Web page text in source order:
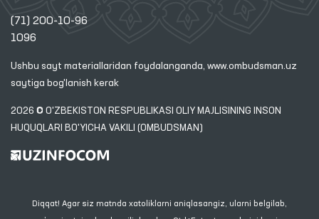
(71) 200-10-96
1096
Ushbu sayt materiallaridan foydalanganda, www.ombudsman.uz
saytiga bog'lanish kerak
2026 © O'ZBEKISTON RESPUBLIKASI OLIY MAJLISINING INSON
HUQUQLARI BO'YICHA VAKILI (OMBUDSMAN)
Diqqat! Agar siz matnda xatoliklarni aniqlasangiz, ularni belgilab,